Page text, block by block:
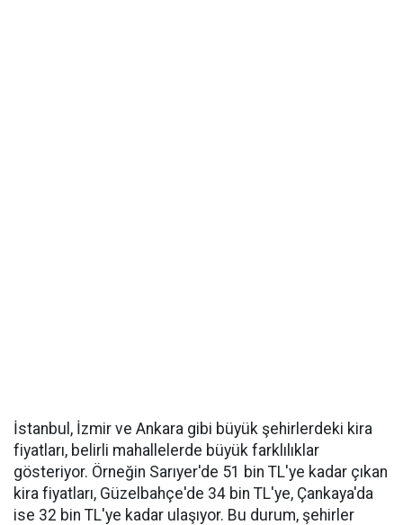
İstanbul, İzmir ve Ankara gibi büyük şehirlerdeki kira
fiyatları, belirli mahallelerde büyük farklılıklar
gösteriyor. Örneğin Sarıyer'de 51 bin TL'ye kadar çıkan
kira fiyatları, Güzelbahçe'de 34 bin TL'ye, Çankaya'da
ise 32 bin TL'ye kadar ulaşıyor. Bu durum, şehirler